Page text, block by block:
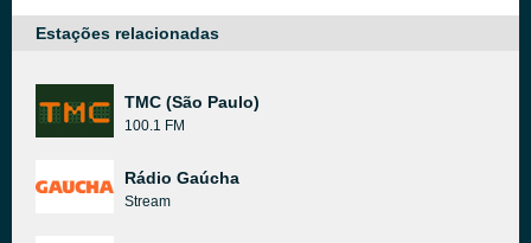
Estações relacionadas
TMC (São Paulo)
100.1 FM
Rádio Gaúcha
Stream